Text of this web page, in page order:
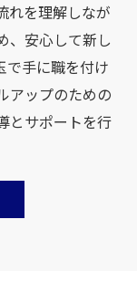
れを理解しなが
、安心して新し
で手に職を付け
アップのための
とサポートを行